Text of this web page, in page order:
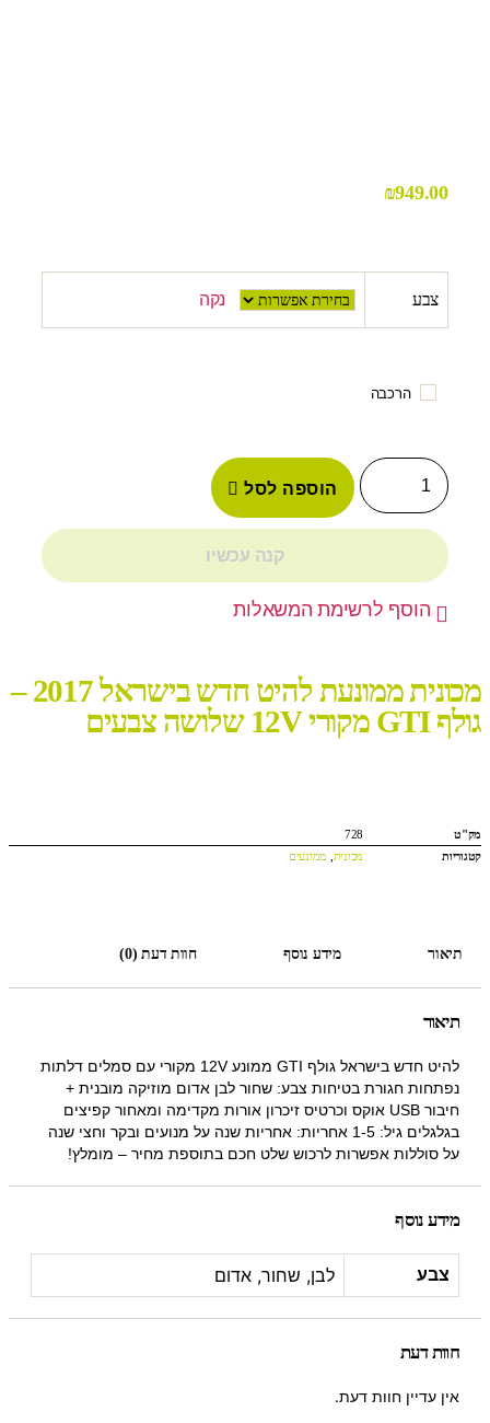
₪949.00
צבע נקה
הרכבה
הוספה לסל
קנה עכשיו
הוסף לרשימת המשאלות
מכונית ממונעת להיט חדש בישראל 2017 –
גולף GTI מקורי 12V שלושה צבעים
מק"ט
728
קטגוריות
מכונית ממונעים
תיאור מידע נוסף חוות דעת (0)
תיאור
להיט חדש בישראל גולף GTI ממונע 12V מקורי עם סמלים דלתות
נפתחות חגורת בטיחות צבע: שחור לבן אדום מוזיקה מובנית +
חיבור USB אוקס וכרטיס זיכרון אורות מקדימה ומאחור קפיצים
בגלגלים גיל: 1-5 אחריות: אחריות שנה על מנועים ובקר וחצי שנה
על סוללות אפשרות לרכוש שלט חכם בתוספת מחיר – מומלץ!
מידע נוסף
צבע לבן, שחור, אדום
חוות דעת
אין עדיין חוות דעת.